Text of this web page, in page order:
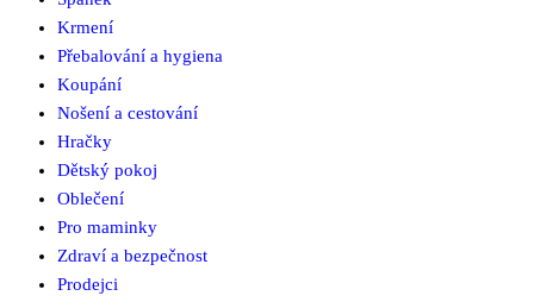
Krmení
Přebalování a hygiena
Koupání
Nošení a cestování
Hračky
Dětský pokoj
Oblečení
Pro maminky
Zdraví a bezpečnost
Prodejci